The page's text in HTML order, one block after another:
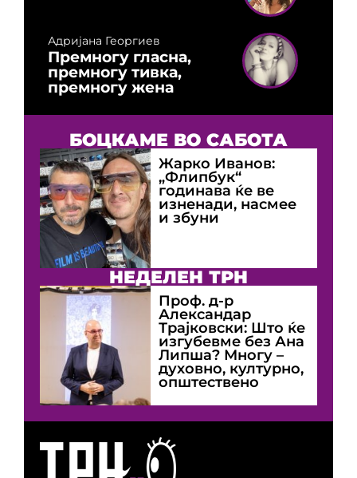
Адријана Георгиев
Премногу гласна,
премногу тивка,
премногу жена
БОЦКАМЕ ВО САБОТА
Жарко Иванов:
„Флипбук“
годинава ќе ве
изненади, насмее
и збуни
НЕДЕЛЕН ТРН
Проф. д-р
Александар
Трајковски: Што ќе
изгубевме без Ана
Липша? Многу –
духовно, културно,
општествено